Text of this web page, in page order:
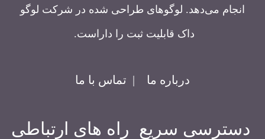
انجام می‌دهد. لوگوهای طراحی شده در شرکت لوگو
داک قابلیت ثبت را داراست.
درباره ما | تماس با ما
دسترسی سریع راه های ارتباطی